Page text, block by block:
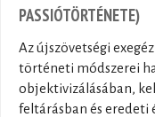
PASSIÓTÖRTÉNETE)
Az újszövetségi
történeti módszerei
objektivizálásában,
feltárásban és eredeti